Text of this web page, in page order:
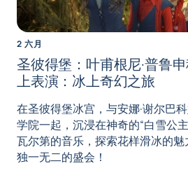
2 六月
圣彼得堡：叶甫根尼·普鲁
上表演：冰上奇幻之旅
在圣彼得堡冰宫，与安娜·谢尔巴
学院一起，沉浸在神奇的“白雪公
瓦尔第的音乐，探索花样滑冰的
独一无二的盛会！